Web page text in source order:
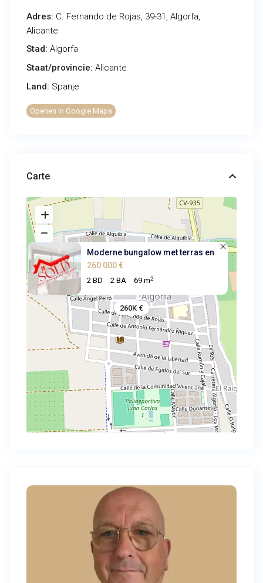
Adres: C. Fernando de Rojas, 39-31, Algorfa,
Alicante
Stad: Algorfa
Staat/provincie: Alicante
Land: Spanje
Openen in Google Maps
Carte
260K €
Moderne bungalow met terras en
260 000 €
2 BD 2 BA 69 m2